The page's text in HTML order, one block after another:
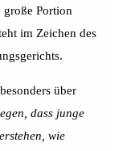
große Portion
im Zeichen des
über
dass junge
wie